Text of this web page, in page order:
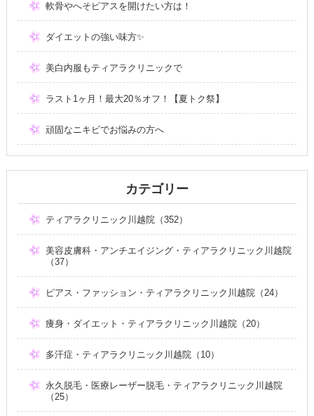
軟骨やへそピアスを開けたい方は！
ダイエットの強い味方✨
美白内服もティアラクリニックで
ラスト1ヶ月！最大20％オフ！【夏トク祭】
頑固なニキビでお悩みの方へ
カテゴリー
ティアラクリニック川越院（352）
美容皮膚科・アンチエイジング・ティアラクリニック川越院
（37）
ピアス・ファッション・ティアラクリニック川越院（24）
痩身・ダイエット・ティアラクリニック川越院（20）
多汗症・ティアラクリニック川越院（10）
永久脱毛・医療レーザー脱毛・ティアラクリニック川越院
（25）